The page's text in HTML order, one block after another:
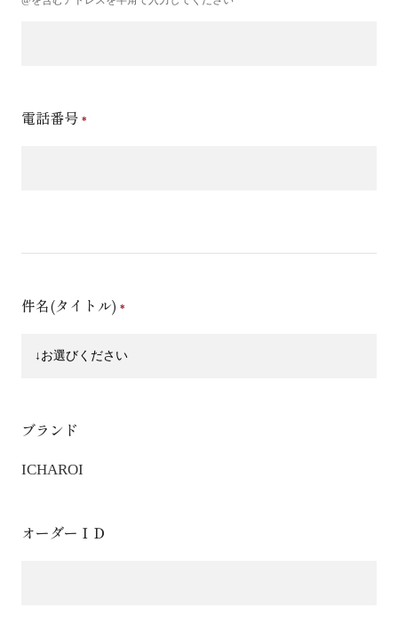
電話番号
件名(タイトル)
ブランド
ICHAROI
オーダーＩＤ